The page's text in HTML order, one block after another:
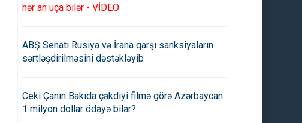
hər an uça bilər - VİDEO
ABŞ Senatı Rusiya və İrana qarşı sanksiyaların
sərtləşdirilməsini dəstəkləyib
Ceki Çanın Bakıda çəkdiyi filmə görə Azərbaycan
1 milyon dollar ödəyə bilər?